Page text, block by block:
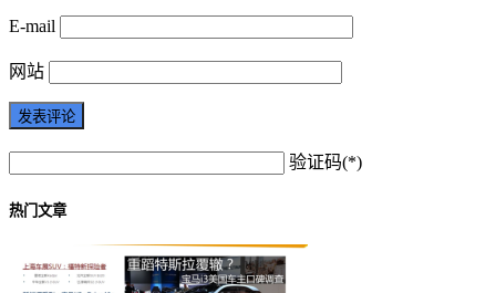
E-mail
网站
验证码(*)
热门文章